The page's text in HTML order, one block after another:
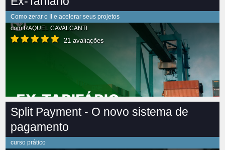
Como zerar o II e acelerar seus projetos
comRAQUEL CAVALCANTI
21 avaliações
Split Payment - O novo sistema de
pagamento
curso prático